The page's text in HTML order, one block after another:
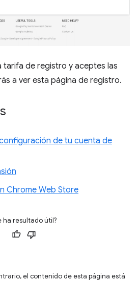
tarifa de registro y aceptes las
a ver esta página de registro.
de tu cuenta de
Chrome Web Store
ha resultado útil?
el contenido de esta página está